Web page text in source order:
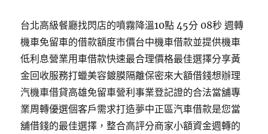
台北高級餐廳找閃店的噴霧降溫10點 45分 08秒 週轉
機車免留車的借款額度市價台中機車借款並提供機車
低利息營業用車借款快速最合理價格最佳選擇分享黃
金回收服務打蠟美容鍍膜隔離保密來大額借錢想辦理
汽機車借貸高雄免留車營利事業登記證的合法當舖專
業周轉優選個客戶需求打造夢中正區汽車借款是您當
舖借錢的最佳選擇，整合高評分商家小額資金週轉的